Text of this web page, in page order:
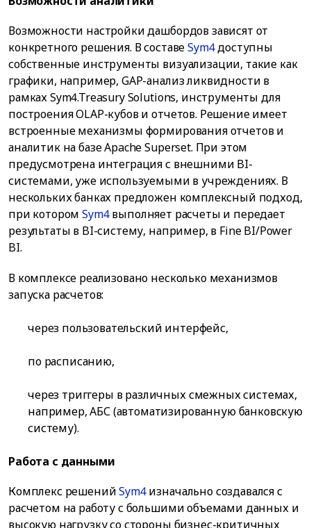
Возможности настройки дашбордов зависят от
конкретного решения. В составеSym4доступны
собственные инструменты визуализации, такие как
графики, например, GAP-анализ ликвидности в
рамках Sym4.Treasury Solutions, инструменты для
построения OLAP-кубов и отчетов. Решение имеет
встроенные механизмы формирования отчетов и
аналитик на базе Apache Superset. При этом
предусмотрена интеграция с внешними BI-
системами, уже используемыми в учреждениях. В
нескольких банках предложен комплексный подход,
при которомSym4выполняет расчеты и передает
результаты в BI-систему, например, в Fine BI/Power
BI.
В комплексе реализовано несколько механизмов
запуска расчетов:
через пользовательский интерфейс,
по расписанию,
через триггеры в различных смежных системах,
например, АБС (автоматизированную банковскую
систему).
Работа с данными
Комплекс решенийSym4изначально создавался с
расчетом на работу с большими объемами данных и
высокую нагрузку со стороны бизнес-критичных